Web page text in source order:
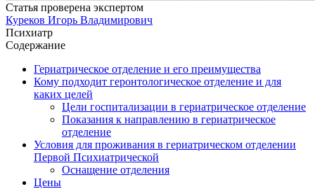
Статья проверена экспертом
Куреков Игорь Владимирович
Психиатр
Содержание
Гериатрическое отделение и его преимущества
Кому подходит геронтологическое отделение и для
каких целей
Цели госпитализации в гериатрическое отделение
Показания к направлению в гериатрическое
отделение
Условия для проживания в гериатрическом отделении
Первой Психиатрической
Оснащение отделения
Цены